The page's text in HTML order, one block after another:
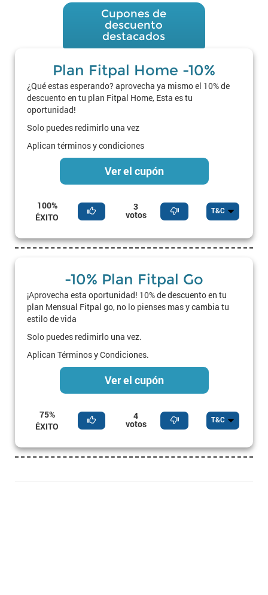
Cupones de
descuento
destacados
Plan Fitpal Home -10%
¿Qué estas esperando? aprovecha ya mismo el 10% de
descuento en tu plan Fitpal Home, Esta es tu
oportunidad!
Solo puedes redimirlo una vez
Aplican términos y condiciones
Ver el cupón
100%
ÉXITO
3
votos T&C
-10% Plan Fitpal Go
¡Aprovecha esta oportunidad! 10% de descuento en tu
plan Mensual Fitpal go, no lo pienses mas y cambia tu
estilo de vida
Solo puedes redimirlo una vez.
Aplican Términos y Condiciones.
Ver el cupón
75%
ÉXITO
4
votos T&C